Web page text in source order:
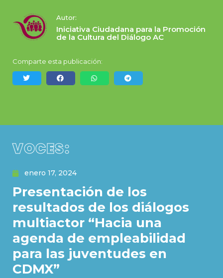
Autor:
Iniciativa Ciudadana para la Promoción
de la Cultura del Diálogo AC
Comparte esta publicación:
VOCES:
enero 17, 2024
Presentación de los
resultados de los diálogos
multiactor “Hacia una
agenda de empleabilidad
para las juventudes en
CDMX”